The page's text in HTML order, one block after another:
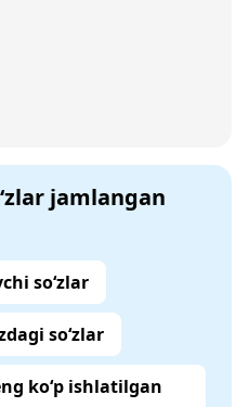
jamlangan
so‘zlar
so‘zlar
ko‘p ishlatilgan